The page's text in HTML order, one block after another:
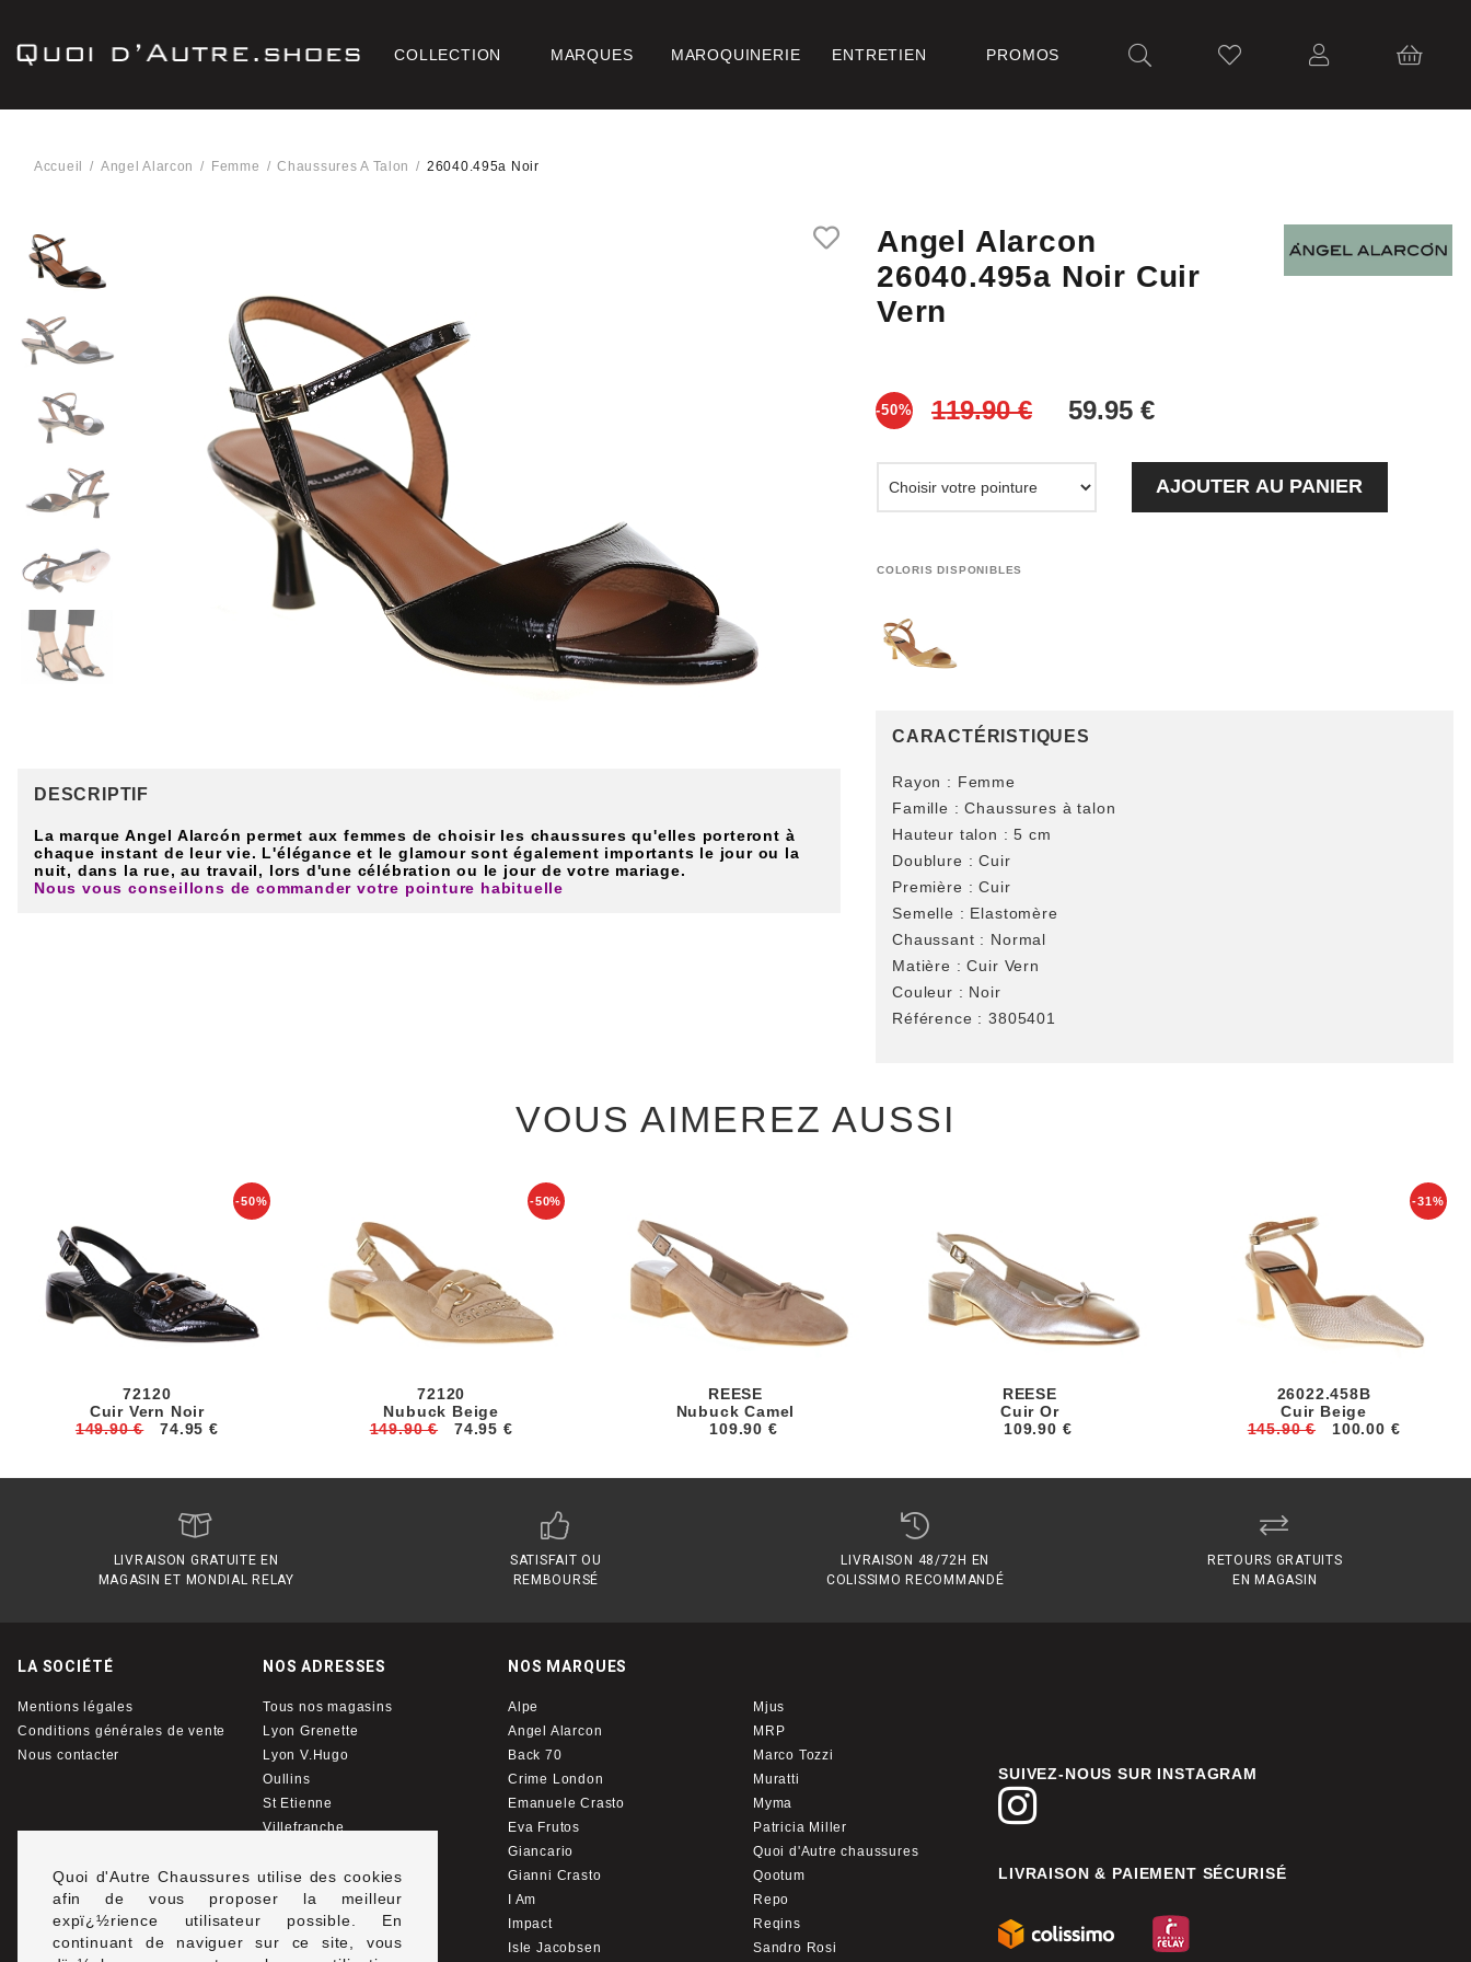
Quoi d'Autre Chaussures utilise des cookies
afin de vous proposer la meilleur
expï¿½rience utilisateur possible. En
continuant de naviguer sur ce site, vous
COLLECTION MARQUES MAROQUINERIE ENTRETIEN PROMOS
Accueil Angel Alarcon Femme Chaussures A Talon 26040.495a Noir
DESCRIPTIF
La marque Angel Alarcón permet aux femmes de choisir les chaussures qu'elles porteront à
chaque instant de leur vie. L'élégance et le glamour sont également importants le jour ou la
nuit, dans la rue, au travail, lors d'une célébration ou le jour de votre mariage.
Nous vous conseillons de commander votre pointure habituelle
Angel Alarcon
26040.495a Noir Cuir
Vern
-50%
AJOUTER AU PANIER
COLORIS DISPONIBLES
CARACTÉRISTIQUES
Rayon : Femme
Famille : Chaussures à talon
Hauteur talon : 5 cm
Doublure : Cuir
Première : Cuir
Semelle : Elastomère
Chaussant : Normal
Matière : Cuir Vern
Couleur : Noir
Référence : 3805401
VOUS AIMEREZ AUSSI
-50%
72120
Cuir Vern Noir
149.90 €
74.95 €
-50%
72120
Nubuck Beige
149.90 €
74.95 €
REESE
Nubuck Camel
109.90 €
REESE
Cuir Or
109.90 €
-31%
26022.458B
Cuir Beige
145.90 €
100.00 €
LIVRAISON GRATUITE EN
MAGASIN ET MONDIAL RELAY
SATISFAIT OU
REMBOURSÉ
LIVRAISON 48/72H EN
COLISSIMO RECOMMANDÉ
RETOURS GRATUITS
EN MAGASIN
LA SOCIÉTÉ
Mentions légales
Conditions générales de vente
Nous contacter
NOS ADRESSES
Tous nos magasins
Lyon Grenette
Lyon V.Hugo
Oullins
St Etienne
Villefranche
NOS MARQUES
Alpe
Angel Alarcon
Back 70
Crime London
Emanuele Crasto
Eva Frutos
Giancario
Gianni Crasto
I Am
Impact
Isle Jacobsen
Mjus
MRP
Marco Tozzi
Muratti
Myma
Patricia Miller
Quoi d'Autre chaussures
Qootum
Repo
Reqins
Sandro Rosi
SUIVEZ-NOUS SUR INSTAGRAM
LIVRAISON & PAIEMENT SÉCURISÉ